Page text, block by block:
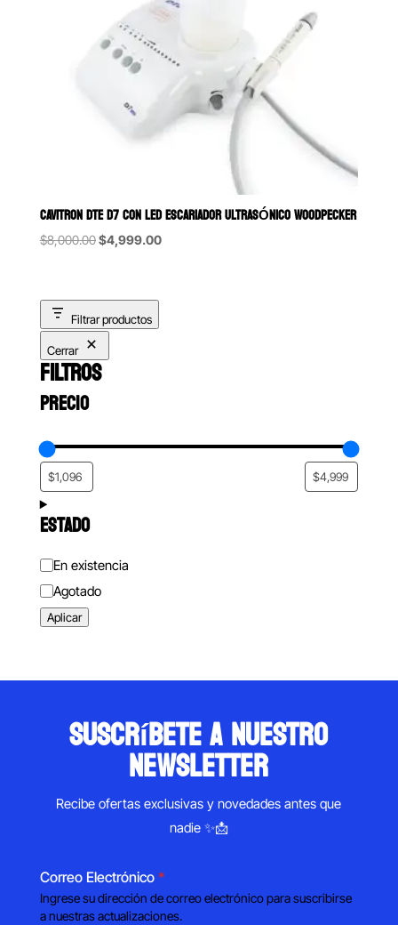
CAVITRON DTE D7 CON LED ESCARIADOR ULTRASÓNICO WOODPECKER
$8,000.00Original
$8,000.00.
$4,999.00Current
Filtrar productos
Cerrar
FILTROS
PRECIO
ESTADO
Estado
En existencia
Agotado
Aplicar
suscríbete a nuestro
newsletter
Recibe ofertas exclusivas y novedades antes que
nadie ✨📩
Correo Electrónico *
Ingrese su dirección de correo electrónico para suscribirse
a nuestras actualizaciones.